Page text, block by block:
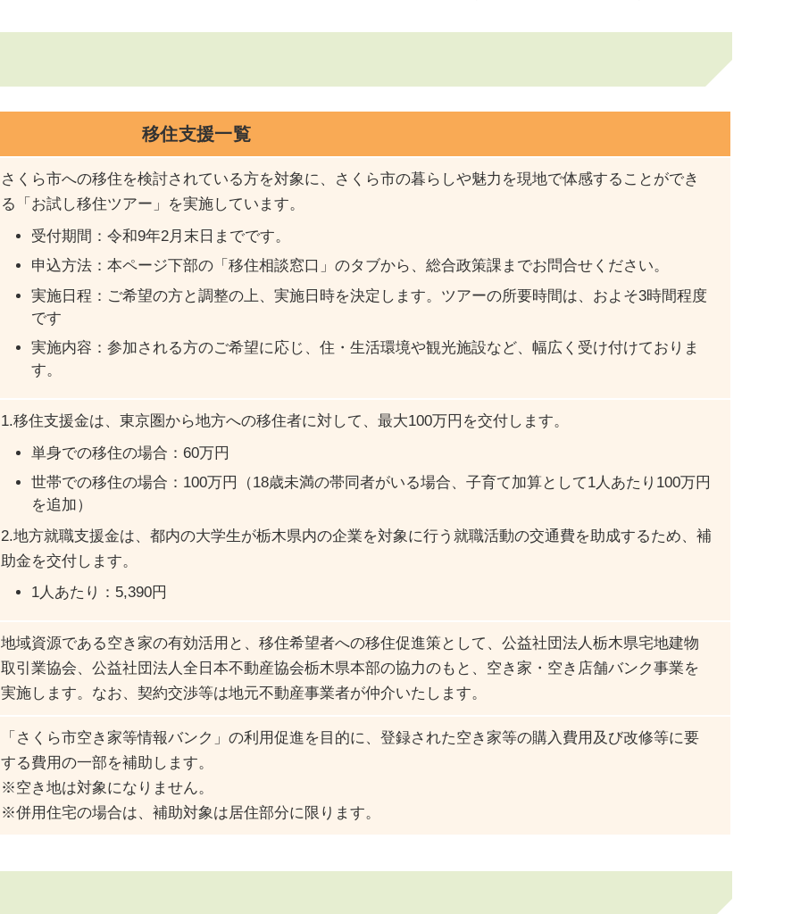
移住支援一覧
さくら市への移住を検討されている方を対象に、さくら市の暮らしや魅力を現地で体感することができ
る「お試し移住ツアー」を実施しています。
受付期間：令和9年2月末日までです。
申込方法：本ページ下部の「移住相談窓口」のタブから、総合政策課までお問合せください。
実施日程：ご希望の方と調整の上、実施日時を決定します。ツアーの所要時間は、およそ3時間程度
です
実施内容：参加される方のご希望に応じ、住・生活環境や観光施設など、幅広く受け付けておりま
す。
1.移住支援金は、東京圏から地方への移住者に対して、最大100万円を交付します。
単身での移住の場合：60万円
世帯での移住の場合：100万円（18歳未満の帯同者がいる場合、子育て加算として1人あたり100万円
を追加）
2.地方就職支援金は、都内の大学生が栃木県内の企業を対象に行う就職活動の交通費を助成するため、補
助金を交付します。
1人あたり：5,390円
地域資源である空き家の有効活用と、移住希望者への移住促進策として、公益社団法人栃木県宅地建物
取引業協会、公益社団法人全日本不動産協会栃木県本部の協力のもと、空き家・空き店舗バンク事業を
実施します。なお、契約交渉等は地元不動産事業者が仲介いたします。
「さくら市空き家等情報バンク」の利用促進を目的に、登録された空き家等の購入費用及び改修等に要
する費用の一部を補助します。
※空き地は対象になりません。
※併用住宅の場合は、補助対象は居住部分に限ります。